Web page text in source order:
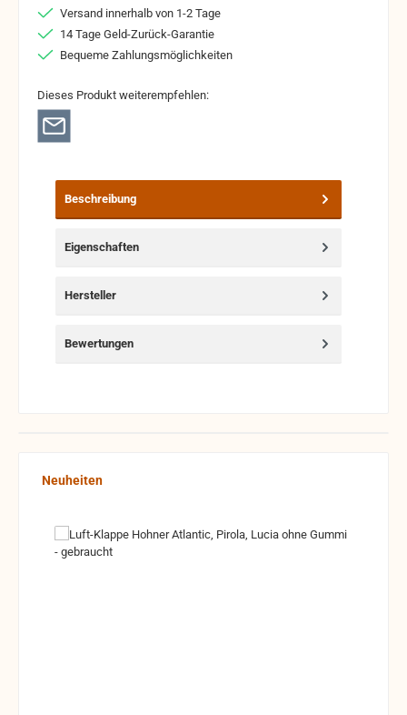
Versand innerhalb von 1-2 Tage
14 Tage Geld-Zurück-Garantie
Bequeme Zahlungsmöglichkeiten
Dieses Produkt weiterempfehlen:
Beschreibung
Eigenschaften
Hersteller
Bewertungen
Produktgalerie überspringen
Neuheiten